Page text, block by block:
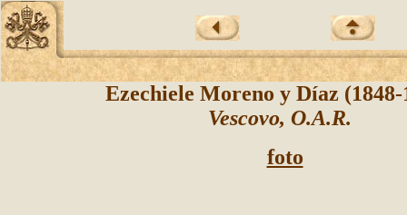
Ezechiele Moreno y Díaz
Vescovo, O.A.R.
foto